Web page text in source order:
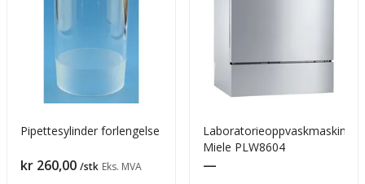
Pipettesylinder forlengelse
Pris
kr 260,00 /stk Eks. MVA
Laboratorieoppvaskmaskin,
Miele PLW8604
—